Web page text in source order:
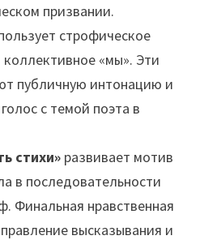
призвании.
строфическое
«мы». Эти
публичную интонацию и
с темой поэта в
стихи»развивает мотив
в последовательности
Финальная нравственная
высказывания и